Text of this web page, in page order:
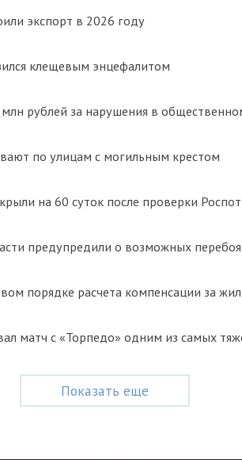
экспорт в 2026 году
клещевым энцефалитом
рублей за нарушения в
по улицам с могильным крестом
на 60 суток после проверки
предупредили о возможных
порядке расчета компенсации за
матч с «Торпедо» одним из самых
Показать еще